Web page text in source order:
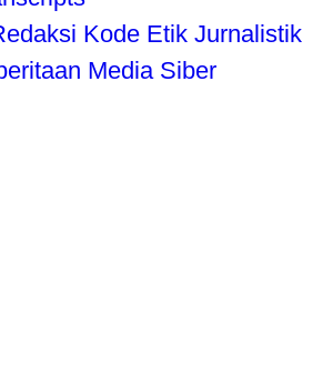
Kode Etik Jurnalistik
Media Siber